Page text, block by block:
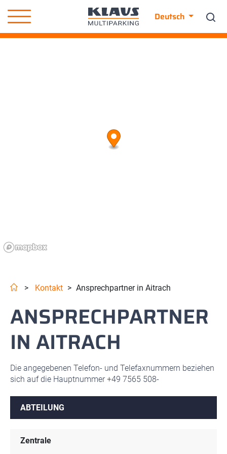
Deutsch
> Kontakt > Ansprechpartner in Aitrach
ANSPRECHPARTNER
IN AITRACH
Die angegebenen Telefon- und Telefaxnummern beziehen
sich auf die Hauptnummer +49 7565 508-
ABTEILUNG
Zentrale